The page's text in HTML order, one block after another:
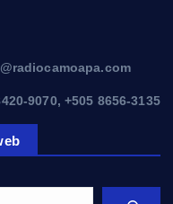
9070, +505 8656-3135